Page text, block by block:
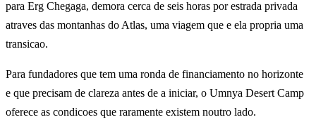
para Erg Chegaga, demora cerca de seis horas por estrada privada
atraves das montanhas do Atlas, uma viagem que e ela propria uma
transicao.
Para fundadores que tem uma ronda de financiamento no horizonte
e que precisam de clareza antes de a iniciar, o Umnya Desert Camp
oferece as condicoes que raramente existem noutro lado.